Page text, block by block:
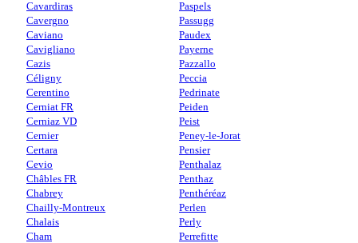
Cavardiras
Cavergno
Caviano
Cavigliano
Cazis
Céligny
Cerentino
Cerniat FR
Cerniaz VD
Cernier
Certara
Cevio
Châbles FR
Chabrey
Chailly-Montreux
Chalais
Cham
Paspels
Passugg
Paudex
Payerne
Pazzallo
Peccia
Pedrinate
Peiden
Peist
Peney-le-Jorat
Pensier
Penthalaz
Penthaz
Penthéréaz
Perlen
Perly
Perrefitte